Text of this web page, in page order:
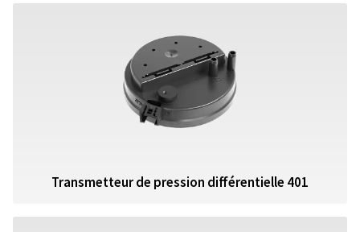
Transmetteur de pression différentielle 401